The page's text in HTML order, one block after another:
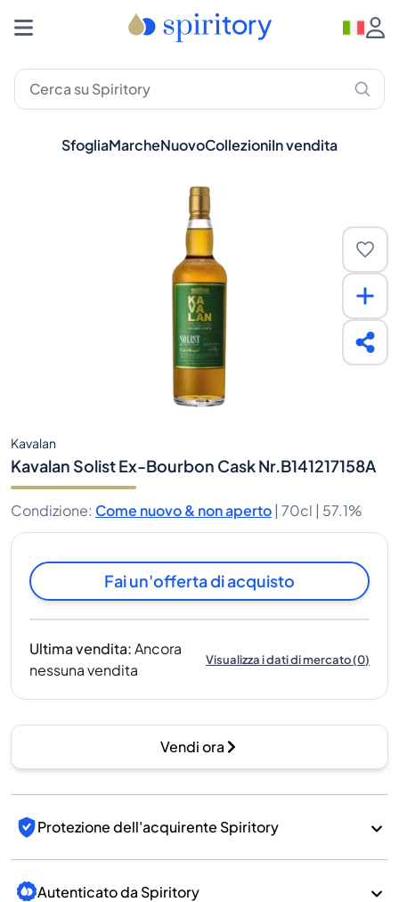
SfogliaMarcheNuovoCollezioniIn vendita
Kavalan
Kavalan Solist Ex-Bourbon Cask Nr.B141217158A
Condizione: Come nuovo & non aperto | 70cl | 57.1%
Fai un'offerta di acquisto
Ultima vendita:Ancora
nessuna vendita
Visualizza i dati di mercato(0)
Vendi ora
Protezione dell'acquirente Spiritory
Autenticato da Spiritory